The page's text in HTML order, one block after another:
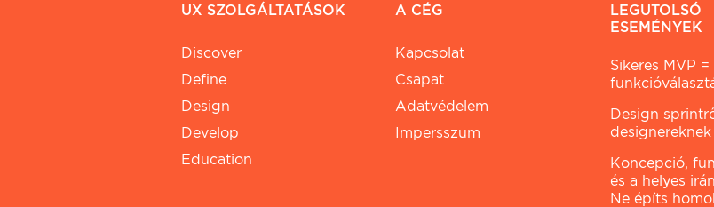
UX SZOLGÁLTATÁSOK
Discover
Define
Design
Develop
Education
A CÉG
Kapcsolat
Csapat
Adatvédelem
Impersszum
LEGUTOLSÓ
ESEMÉNYEK
Sikeres MVP
Design
designereknek
Koncepció,
és a helyes
Ne építs